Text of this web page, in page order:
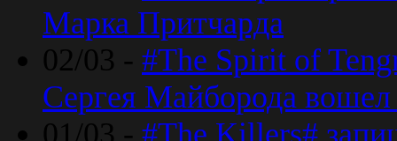
Марка Притчарда
02/03 - #The Spirit of
Сергея Майборода
01/03 - #The Killers#